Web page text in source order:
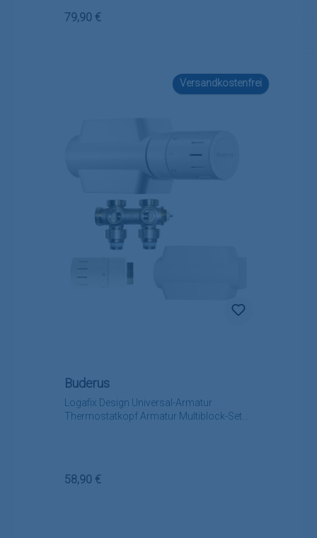
Regulärer Preis:
79,90 €
Versandkostenfrei
Logafix Design Universal-Armatur
Thermostatkopf Armatur Multiblock-Set
Buderus
Regulärer Preis:
58,90 €